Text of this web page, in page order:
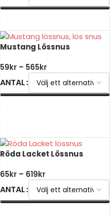
Mustang Lössnus
59kr – 565kr
ANTAL
Röda Lacket Lössnus
65kr – 619kr
ANTAL